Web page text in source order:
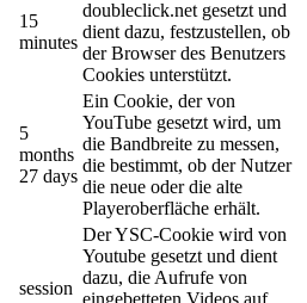
15
minutes
doubleclick.net gesetzt und
dient dazu, festzustellen, ob
der Browser des Benutzers
Cookies unterstützt.
5
months
27 days
Ein Cookie, der von
YouTube gesetzt wird, um
die Bandbreite zu messen,
die bestimmt, ob der Nutzer
die neue oder die alte
Playeroberfläche erhält.
session
Der YSC-Cookie wird von
Youtube gesetzt und dient
dazu, die Aufrufe von
eingebetteten Videos auf